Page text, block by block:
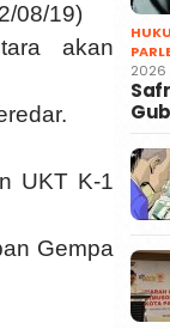
08/19)
akan
UKT K-1
Gempa
2026